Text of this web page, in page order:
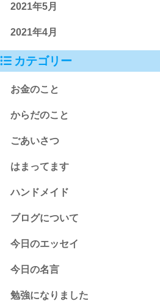
2021年5月
2021年4月
カテゴリー
お金のこと
からだのこと
ごあいさつ
はまってます
ハンドメイド
ブログについて
今日のエッセイ
今日の名言
勉強になりました